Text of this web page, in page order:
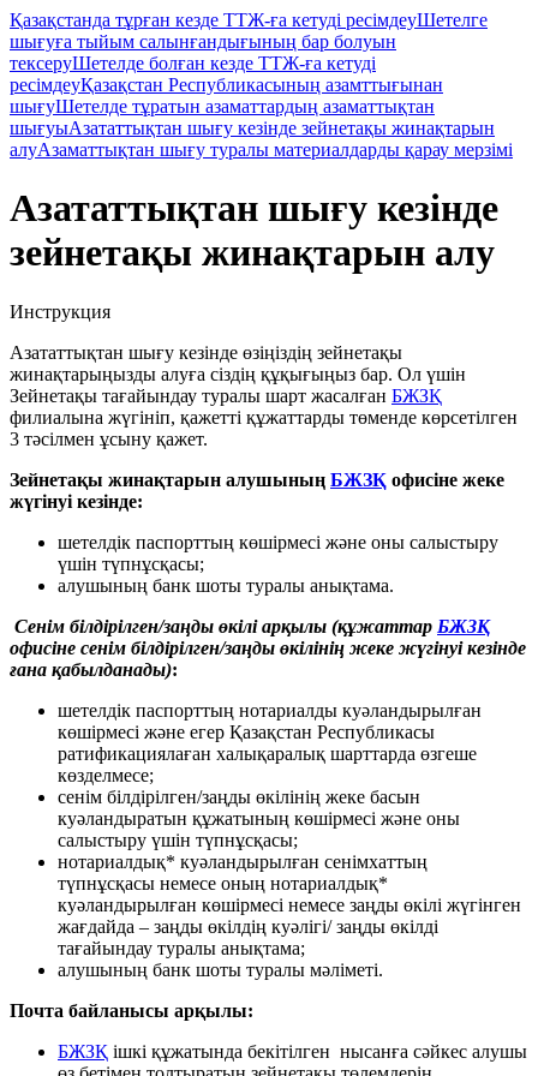
Қазақстанда тұрған кезде ТТЖ-ға кетуді ресімдеуШетелге
шығуға тыйым салынғандығының бар болуын
тексеруШетелде болған кезде ТТЖ-ға кетуді
ресімдеуҚазақстан Республикасының азамттығынан
шығуШетелде тұратын азаматтардың азаматтықтан
шығуыАзататтықтан шығу кезінде зейнетақы жинақтарын
алуАзаматтықтан шығу туралы материалдарды қарау мерзімі
Азататтықтан шығу кезінде
зейнетақы жинақтарын алу
Инструкция
Азататтықтан шығу кезінде өзіңіздің зейнетақы
жинақтарыңызды алуға сіздің құқығыңыз бар. Ол үшін
Зейнетақы тағайындау туралы шарт жасалған БЖЗҚ
филиалына жүгініп, қажетті құжаттарды төменде көрсетілген
3 тәсілмен ұсыну қажет.
Зейнетақы жинақтарын алушының БЖЗҚ офисіне жеке
жүгінуі кезінде:
шетелдік паспорттың көшірмесі және оны салыстыру
үшін түпнұсқасы;
алушының банк шоты туралы анықтама.
Сенім білдірілген/заңды өкілі арқылы (құжаттар БЖЗҚ
офисіне сенім білдірілген/заңды өкілінің жеке жүгінуі кезінде
ғана қабылданады):
шетелдік паспорттың нотариалды куәландырылған
көшірмесі және егер Қазақстан Республикасы
ратификациялаған халықаралық шарттарда өзгеше
көзделмесе;
сенім білдірілген/заңды өкілінің жеке басын
куәландыратын құжатының көшірмесі және оны
салыстыру үшін түпнұсқасы;
нотариалдық* куәландырылған сенімхаттың
түпнұсқасы немесе оның нотариалдық*
куәландырылған көшірмесі немесе заңды өкілі жүгінген
жағдайда – заңды өкілдің куәлігі/ заңды өкілді
тағайындау туралы анықтама;
алушының банк шоты туралы мәліметі.
Почта байланысы арқылы:
БЖЗҚ ішкі құжатында бекітілген нысанға сәйкес алушы